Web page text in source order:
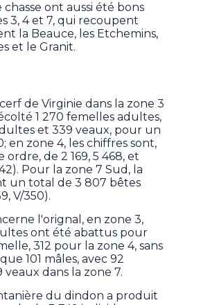
chasse ont aussi été bons
3, 4 et 7, qui recoupent
la Beauce, les Etchemins,
et le Granit.
de Virginie dans la zone 3
1 270 femelles adultes,
et 339 veaux, pour un
en zone 4, les chiffres sont,
ordre, de 2 169, 5 468, et
Pour la zone 7 Sud, la
un total de 3 807 bêtes
V/350).
l'orignal, en zone 3,
ont été abattus pour
312 pour la zone 4, sans
101 mâles, avec 92
veaux dans la zone 7.
du dindon a produit